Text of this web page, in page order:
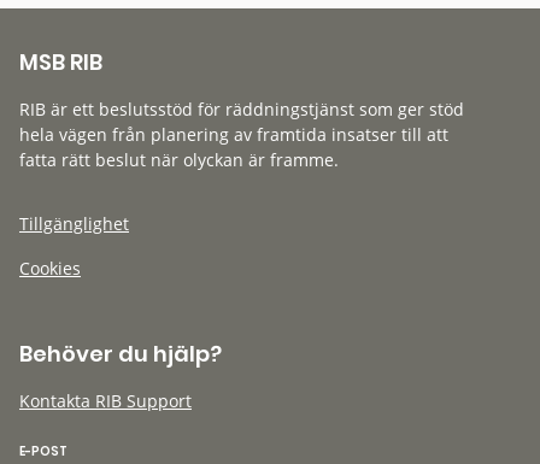
MSB RIB
RIB är ett beslutsstöd för räddningstjänst som ger stöd
hela vägen från planering av framtida insatser till att
fatta rätt beslut när olyckan är framme.
Tillgänglighet
Cookies
Behöver du hjälp?
Kontakta RIB Support
E-POST